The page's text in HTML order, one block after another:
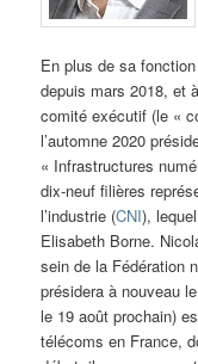
En plus de sa
depuis mars 2018, et
comité exécutif (le «
l’automne 2020
« Infrastructures
dix-neuf filières
l’industrie (CNI),
Elisabeth Borne.
sein de la Fédération
présidera à nouveau
le 19 août prochain)
télécoms en France,